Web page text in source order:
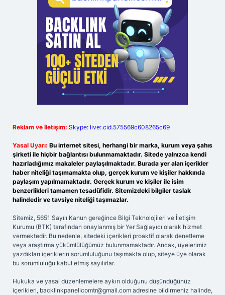
Reklam ve İletişim: Skype: live:.cid.575569c608265c69
Yasal Uyarı: Bu internet sitesi, herhangi bir marka, kurum veya şahıs
şirketi ile hiçbir bağlantısı bulunmamaktadır. Sitede yalnızca kendi
hazırladığımız makaleler paylaşılmaktadır. Burada yer alan içerikler
haber niteliği taşımamakta olup, gerçek kurum ve kişiler hakkında
paylaşım yapılmamaktadır. Gerçek kurum ve kişiler ile isim
benzerlikleri tamamen tesadüfidir. Sitemizdeki bilgiler taslak
halindedir ve tavsiye niteliği taşımazlar.
Sitemiz, 5651 Sayılı Kanun gereğince Bilgi Teknolojileri ve İletişim
Kurumu (BTK) tarafından onaylanmış bir Yer Sağlayıcı olarak hizmet
vermektedir. Bu nedenle, sitedeki içerikleri proaktif olarak denetleme
veya araştırma yükümlülüğümüz bulunmamaktadır. Ancak, üyelerimiz
yazdıkları içeriklerin sorumluluğunu taşımakta olup, siteye üye olarak
bu sorumluluğu kabul etmiş sayılırlar.
Hukuka ve yasal düzenlemelere aykırı olduğunu düşündüğünüz
içerikleri, backlinkpanelicomtr@gmail.com adresine bildirmeniz halinde,